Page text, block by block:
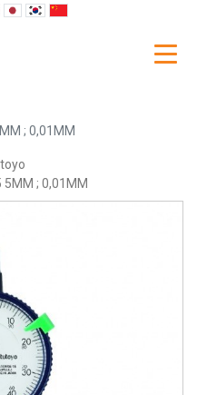
; 0,01MM
5MM ; 0,01MM